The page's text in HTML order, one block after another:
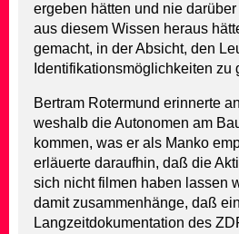
ergeben hätten und nie
aus diesem Wissen heraus
gemacht, in der Absicht, den
Identifikationsmöglichkeiten zu
Bertram Rotermund erinnerte
weshalb die Autonomen am
kommen, was er als Manko
erläuerte daraufhin, daß die
sich nicht filmen haben lassen
damit zusammenhänge, daß
Langzeitdokumentation des